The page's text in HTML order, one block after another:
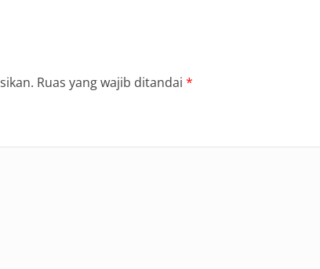
Ruas yang wajib ditandai *